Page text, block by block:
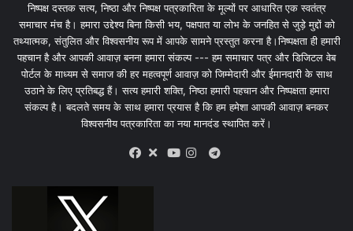
निष्पक्ष दस्तक सत्य, निष्ठा और निष्पक्ष पत्रकारिता के मूल्यों पर आधारित एक स्वतंत्र
समाचार मंच है। हमारा उद्देश्य बिना किसी भय, पक्षपात या लोभ के जनहित से जुड़े मुद्दों को
तथ्यात्मक, संतुलित और विश्वसनीय रूप में आपके सामने प्रस्तुत करना है।निष्पक्षता ही हमारी
पहचान है और आपकी आवाज़ बनना हमारा संकल्प --- हम समाचार पत्र और डिजिटल वेब
पोर्टल के माध्यम से समाज की हर महत्वपूर्ण आवाज़ को जिम्मेदारी और ईमानदारी के साथ
उठाने के लिए प्रतिबद्ध हैं। सत्य हमारी शक्ति, निष्ठा हमारी पहचान और निष्पक्षता हमारा
संकल्प है। बदलते समय के साथ हमारा प्रयास है कि हम हमेशा आपकी आवाज़ बनकर
विश्वसनीय पत्रकारिता का नया मानदंड स्थापित करें।
X
Telegram